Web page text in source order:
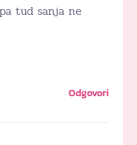
tud sanja ne
Odgovori